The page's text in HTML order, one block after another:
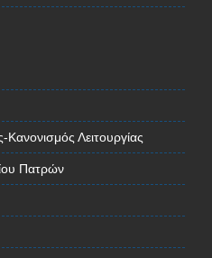
Λειτουργίας
Πατρών